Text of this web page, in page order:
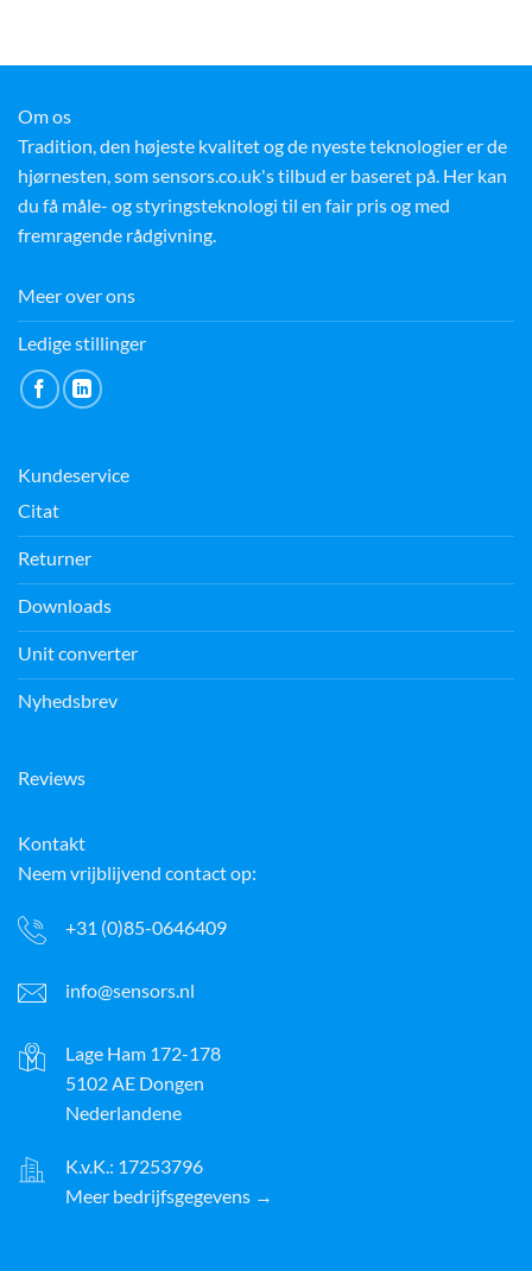
Om os
Tradition, den højeste kvalitet og de nyeste teknologier er de
hjørnesten, som sensors.co.uk's tilbud er baseret på. Her kan
du få måle- og styringsteknologi til en fair pris og med
fremragende rådgivning.
Meer over ons
Ledige stillinger
Kundeservice
Citat
Returner
Downloads
Unit converter
Nyhedsbrev
Reviews
Kontakt
Neem vrijblijvend contact op:
+31 (0)85-0646409
info@sensors.nl
Lage Ham 172-178
5102 AE Dongen
Nederlandene
K.v.K.: 17253796
Meer bedrijfsgegevens →